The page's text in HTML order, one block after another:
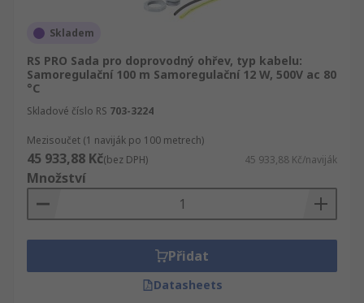
Skladem
RS PRO Sada pro doprovodný ohřev, typ kabelu:
Samoregulační 100 m Samoregulační 12 W, 500V ac 80
°C
Skladové číslo RS 703-3224
Mezisoučet (1 naviják po 100 metrech)
45 933,88 Kč(bez DPH) 45 933,88 Kč/naviják
Množství
Přidat
Datasheets